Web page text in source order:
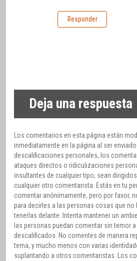
Responder
Deja una respuesta
Los comentarios en esta página están
inmediatamente en la página al ser
descalificaciones personales, los
ataques directos o ridiculizaciones
insultantes de cualquier tipo, sean
cualquier otro comentarista. Estás en tu
comentar anónimamente, pero por favor,
para decirles a las personas cosas que no
tenerlas delante. Intenta mantener un
las personas puedan comentar sin temor
descalificados. No comentes de manera
tema, y mucho menos con varias
suplantando a otros comentaristas. Los